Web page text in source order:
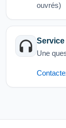
ouvrés)
Une